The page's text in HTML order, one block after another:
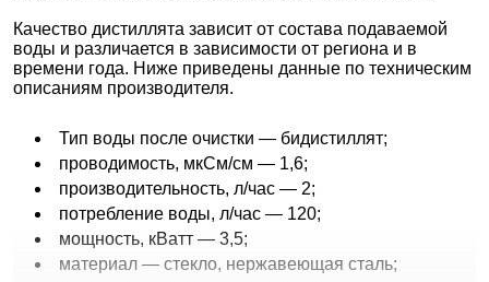
Качество дистиллята зависит от состава подаваемой
воды и различается в зависимости от региона и в
времени года. Ниже приведены данные по техническим
описаниям производителя.
Тип воды после очистки — бидистиллят;
проводимость, мкСм/см — 1,6;
производительность, л/час — 2;
потребление воды, л/час — 120;
мощность, кВатт — 3,5;
материал — стекло, нержавеющая сталь;